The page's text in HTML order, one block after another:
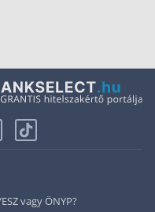
vagy ÖNYP?